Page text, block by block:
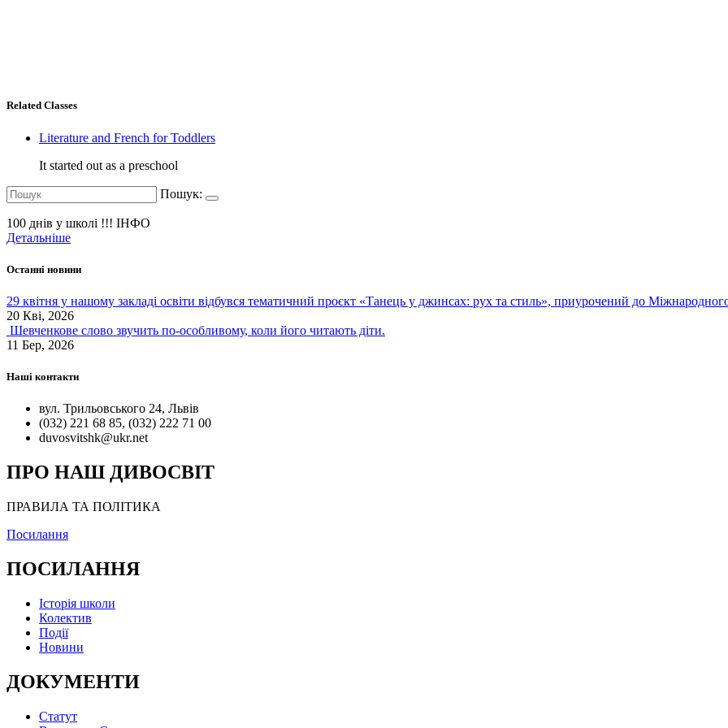
Related Classes
Literature and French for Toddlers
It started out as a preschool
Пошук:
100 днів у школі !!! ІНФО
Детальніше
Останні новини
29 квітня у нашому закладі освіти відбувся тематичний проєкт «Танець у джинсах: рух та стиль», приурочений до
20 Кві, 2026
Шевченкове слово звучить по-особливому, коли його читають діти.
11 Бер, 2026
Наші контакти
вул. Трильовського 24, Львів
(032) 221 68 85, (032) 222 71 00
duvosvitshk@ukr.net
ПРО НАШ ДИВОСВІТ
ПРАВИЛА ТА ПОЛІТИКА
Посилання
ПОСИЛАННЯ
Історія школи
Колектив
Події
Новини
ДОКУМЕНТИ
Статут